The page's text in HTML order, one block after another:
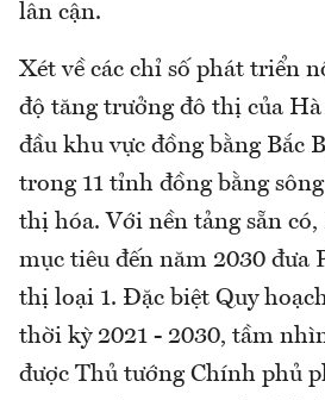
lân cận.
Xét về các chỉ số phát triển
độ tăng trưởng đô thị của
đầu khu vực đồng bằng Bắc
trong 11 tỉnh đồng bằng
thị hóa. Với nền tảng sẵn
mục tiêu đến năm 2030 đưa
thị loại 1. Đặc biệt Quy
thời kỳ 2021 - 2030, tầm
được Thủ tướng Chính phủ